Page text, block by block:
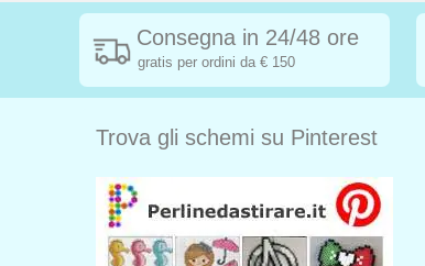
Consegna in 24/48 ore
gratis per ordini da € 150
Trova gli schemi su Pinterest